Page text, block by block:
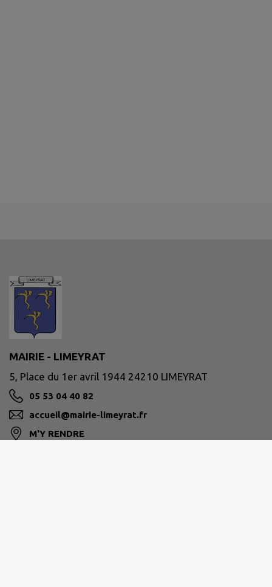
MAIRIE - LIMEYRAT
5, Place du 1er avril 1944 24210 LIMEYRAT
05 53 04 40 82
accueil@mairie-limeyrat.fr
M'Y RENDRE